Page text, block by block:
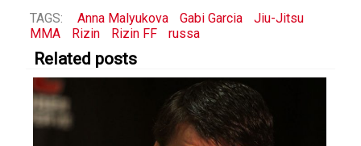
TAGS: Anna Malyukova Gabi Garcia
Jiu-Jitsu
MMA
Rizin Rizin FF russa
Related posts